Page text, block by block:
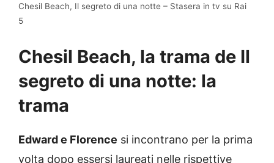
Chesil Beach, Il segreto di una notte – Stasera in tv su Rai
5
Chesil Beach, la trama de Il
segreto di una notte: la
trama
Edward e Florence si incontrano per la prima
volta dopo essersi laureati nelle rispettive